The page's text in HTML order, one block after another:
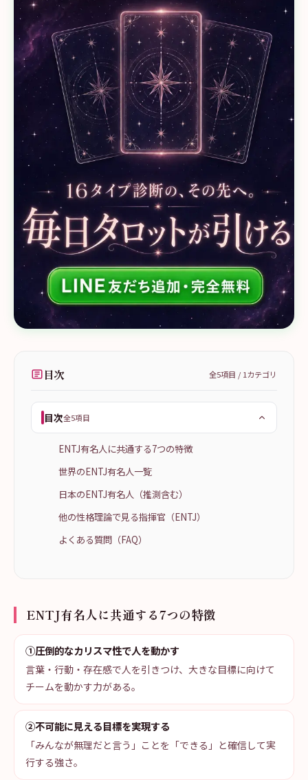
目次 全5項目 / 1カテゴリ
目次全5項目
ENTJ有名人に共通する7つの特徴
世界のENTJ有名人一覧
日本のENTJ有名人（推測含む）
他の性格理論で見る指揮官（ENTJ）
よくある質問（FAQ）
ENTJ有名人に共通する7つの特徴
①圧倒的なカリスマ性で人を動かす
言葉・行動・存在感で人を引きつけ、大きな目標に向けて
チームを動かす力がある。
②不可能に見える目標を実現する
「みんなが無理だと言う」ことを「できる」と確信して実
行する強さ。